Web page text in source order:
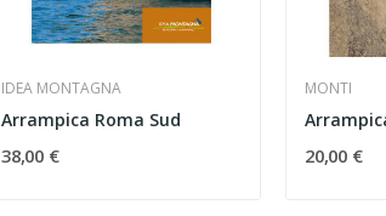
IDEA MONTAGNA
Arrampica Roma Sud
38,00 €
MONTI
20,00 €